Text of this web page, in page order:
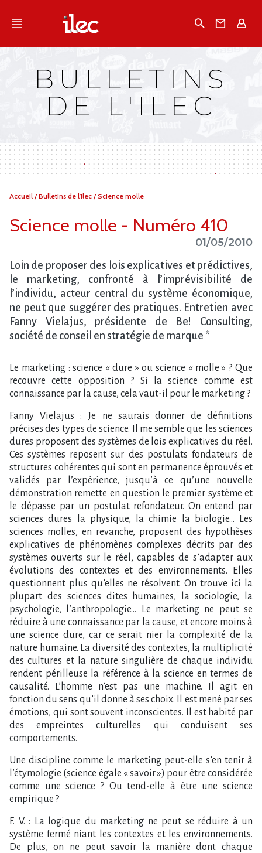
Qu'est-ce que l’Ilec
Campagnes multimarques
Dans la presse
BULLETINS
DE L'ILEC
Vous
Accueil /Bulletins de l'Ilec /Science molle
Science molle - Numéro 410
01/05/2010
Loin de proposer des lois explicatives et prédictives,
le marketing, confronté à l’imprévisibilité de
l’individu, acteur central du système économique,
ne peut que suggérer des pratiques. Entretien avec
Fanny Vielajus, présidente de Be! Consulting,
société de conseil en stratégie de marque *
Le marketing : science « dure » ou science « molle » ? Que
recouvre cette opposition ? Si la science comme est
connaissance par la cause, cela vaut-il pour le marketing ?
Fanny Vielajus : Je ne saurais donner de définitions
précises des types de science. Il me semble que les sciences
dures proposent des systèmes de lois explicatives du réel.
Ces systèmes reposent sur des postulats fondateurs de
structures cohérentes qui sont en permanence éprouvés et
validés par l’expérience, jusqu’à ce qu’une nouvelle
démonstration remette en question le premier système et
le dépasse par un postulat refondateur. On entend par
sciences dures la physique, la chimie la biologie… Les
sciences molles, en revanche, proposent des hypothèses
explicatives de phénomènes complexes décrits par des
systèmes ouverts sur le réel, capables de s’adapter aux
évolutions des contextes et des environnements. Elles
questionnent plus qu’elles ne résolvent. On trouve ici la
plupart des sciences dites humaines, la sociologie, la
psychologie, l’anthropologie… Le marketing ne peut se
réduire à une connaissance par la cause, et encore moins à
une science dure, car ce serait nier la complexité de la
nature humaine. La diversité des contextes, la multiplicité
des cultures et la nature singulière de chaque individu
rendent périlleuse la référence à la science en termes de
causalité. L’homme n’est pas une machine. Il agit en
fonction du sens qu’il donne à ses choix. Il est mené par ses
émotions, qui sont souvent inconscientes. Il est habité par
des empreintes culturelles qui conduisent ses
comportements.
Une discipline comme le marketing peut-elle s’en tenir à
l’étymologie (science égale « savoir ») pour être considérée
comme une science ? Ou tend-elle à être une science
empirique ?
F. V. : La logique du marketing ne peut se réduire à un
système fermé niant les contextes et les environnements.
De plus, on ne peut savoir la manière dont chaque